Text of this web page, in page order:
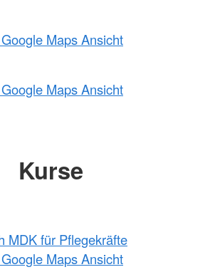
Maps Ansicht
Maps Ansicht
Kurse
MDK für Pflegekräfte
Maps Ansicht